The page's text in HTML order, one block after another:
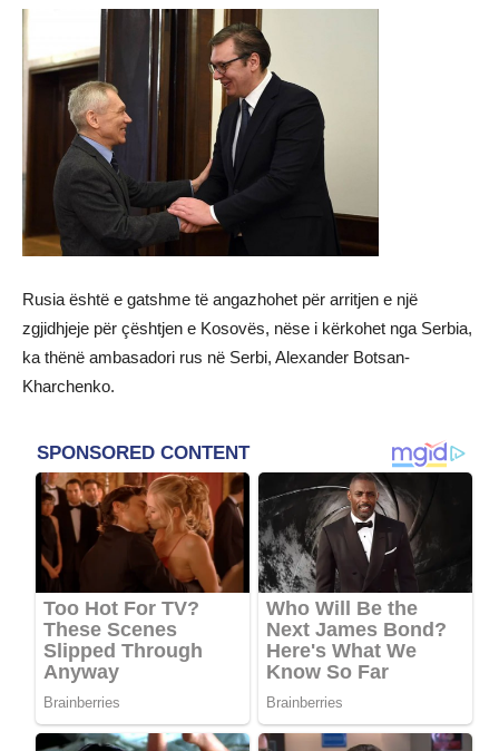
Rusia është e gatshme të angazhohet për arritjen e një
zgjidhjeje për çështjen e Kosovës, nëse i kërkohet nga Serbia,
ka thënë ambasadori rus në Serbi, Alexander Botsan-
Kharchenko.